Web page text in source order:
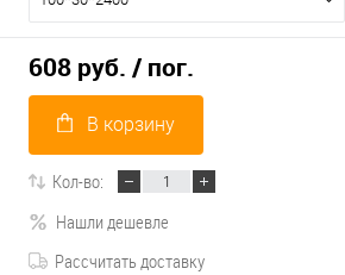
608 руб. / пог.
В корзину
Кол-во:
Нашли дешевле
Рассчитать доставку